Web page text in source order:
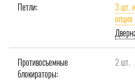
Петли:
3 шт.
опция
Противосъемные
блокираторы:
2 шт.